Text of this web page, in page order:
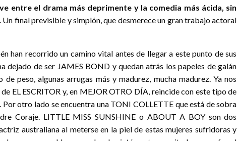
entre el drama más deprimente y la comedia más ácida, sin
. Un final previsible y simplón, que desmerece un gran trabajo actoral
han recorrido un camino vital antes de llegar a este punto de sus
dejado de ser JAMES BOND y quedan atrás los papeles de galán
peso, algunas arrugas más y madurez, mucha madurez. Ya nos
EL ESCRITOR y, en MEJOR OTRO DÍA, reincide con este tipo de
Por otro lado se encuentra una TONI COLLETTE que está de sobra
Coraje. LITTLE MISS SUNSHINE o ABOUT A BOY son dos
australiana al meterse en la piel de estas mujeres sufridoras y